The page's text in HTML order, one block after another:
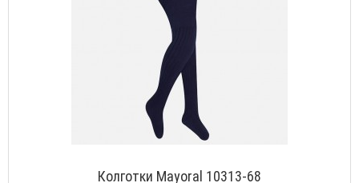
Колготки Mayoral 10313-68